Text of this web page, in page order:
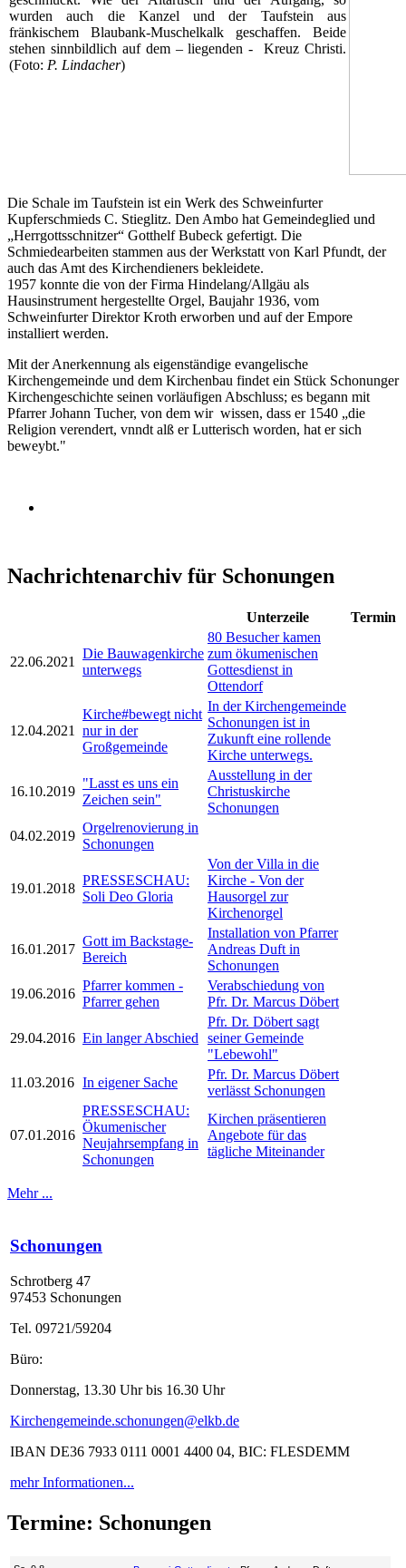
wurden auch die Kanzel und der Taufstein aus
fränkischem Blaubank-Muschelkalk geschaffen. Beide
stehen sinnbildlich auf dem – liegenden - Kreuz Christi.
(Foto: P. Lindacher)
Die Schale im Taufstein ist ein Werk des Schweinfurter
Kupferschmieds C. Stieglitz. Den Ambo hat Gemeindeglied und
„Herrgottsschnitzer“ Gotthelf Bubeck gefertigt. Die
Schmiedearbeiten stammen aus der Werkstatt von Karl Pfundt, der
auch das Amt des Kirchendieners bekleidete.
1957 konnte die von der Firma Hindelang/Allgäu als
Hausinstrument hergestellte Orgel, Baujahr 1936, vom
Schweinfurter Direktor Kroth erworben und auf der Empore
installiert werden.
Mit der Anerkennung als eigenständige evangelische
Kirchengemeinde und dem Kirchenbau findet ein Stück Schonunger
Kirchengeschichte seinen vorläufigen Abschluss; es begann mit
Pfarrer Johann Tucher, von dem wir wissen, dass er 1540 „die
Religion verendert, vnndt alß er Lutterisch worden, hat er sich
beweybt."
Nachrichtenarchiv für Schonungen
Unterzeile Termin
22.06.2021
Die Bauwagenkirche
unterwegs
80 Besucher kamen
zum ökumenischen
Gottesdienst in
Ottendorf
12.04.2021
Kirche#bewegt nicht
nur in der
Großgemeinde
In der Kirchengemeinde
Schonungen ist in
Zukunft eine rollende
Kirche unterwegs.
16.10.2019
"Lasst es uns ein
Zeichen sein"
Ausstellung in der
Christuskirche
Schonungen
04.02.2019
Orgelrenovierung in
Schonungen
19.01.2018
PRESSESCHAU:
Soli Deo Gloria
Von der Villa in die
Kirche - Von der
Hausorgel zur
Kirchenorgel
16.01.2017
Gott im Backstage-
Bereich
Installation von Pfarrer
Andreas Duft in
Schonungen
19.06.2016
Pfarrer kommen -
Pfarrer gehen
Verabschiedung von
Pfr. Dr. Marcus Döbert
29.04.2016 Ein langer Abschied
Pfr. Dr. Döbert sagt
seiner Gemeinde
"Lebewohl"
11.03.2016 In eigener Sache
Pfr. Dr. Marcus Döbert
verlässt Schonungen
07.01.2016
PRESSESCHAU:
Ökumenischer
Neujahrsempfang in
Schonungen
Kirchen präsentieren
Angebote für das
tägliche Miteinander
Mehr ...
Schonungen
Schrotberg 47
97453 Schonungen
Tel. 09721/59204
Büro:
Donnerstag, 13.30 Uhr bis 16.30 Uhr
Kirchengemeinde.schonungen@elkb.de
IBAN DE36 7933 0111 0001 4400 04, BIC: FLESDEMM
mehr Informationen...
Termine: Schonungen